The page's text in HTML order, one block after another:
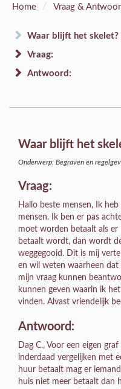
Home / Vraag &
Waar blijft het skelet?
Vraag:
Antwoord:
Waar blijft het
Onderwerp: Begraven en
Vraag:
Hallo beste mensen, Ik
mensen. Ik ben er pas
moet worden betaalt als er
betaalt wordt, dan wordt
weggegooid. Dit is mij
en wil weten waarheen
mijn vraag kunnen
kunnen geven waarin ik
vinden. Alvast vriendelijk
Antwoord:
Dag C., Voor een eigen
inderdaad vergelijken met
huur betaalt mag er
huis niet meer betaalt dan